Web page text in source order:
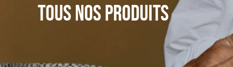
Tous nos produits